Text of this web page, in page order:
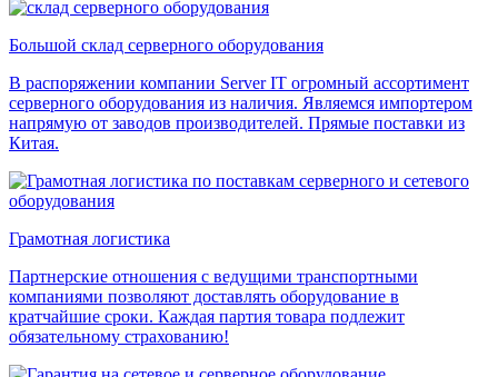
Большой склад серверного оборудования
В распоряжении компании Server IT огромный ассортимент
серверного оборудования из наличия. Являемся импортером
напрямую от заводов производителей. Прямые поставки из
Китая.
Грамотная логистика
Партнерские отношения с ведущими транспортными
компаниями позволяют доставлять оборудование в
кратчайшие сроки. Каждая партия товара подлежит
обязательному страхованию!